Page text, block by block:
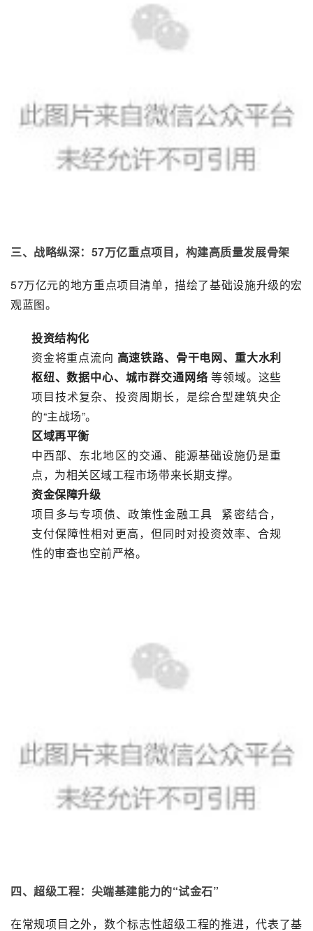
三、战略纵深：57万亿重点项目，构建高质量发展骨架
57万亿元的地方重点项目清单，描绘了基础设施升级的宏
观蓝图。
投资结构化
资金将重点流向 高速铁路、骨干电网、重大水利
枢纽、数据中心、城市群交通网络 等领域。这些
项目技术复杂、投资周期长，是综合型建筑央企
的“主战场”。
区域再平衡
中西部、东北地区的交通、能源基础设施仍是重
点，为相关区域工程市场带来长期支撑。
资金保障升级
项目多与专项债、政策性金融工具
紧密结合，
支付保障性相对更高，但同时对投资效率、合规
性的审查也空前严格。
四、超级工程：尖端基建能力的“试金石”
在常规项目之外，数个标志性超级工程的推进，代表了基